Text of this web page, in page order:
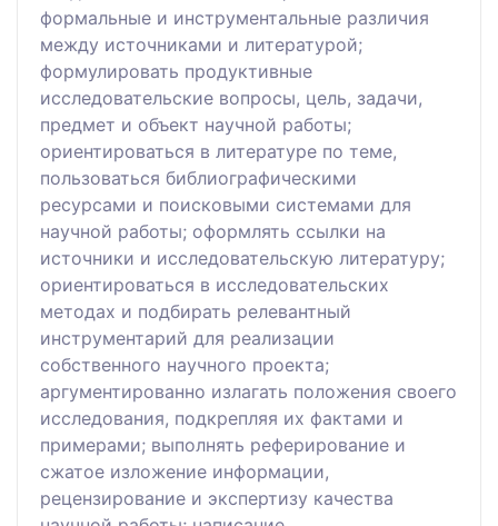
формальные и инструментальные различия
между источниками и литературой;
формулировать продуктивные
исследовательские вопросы, цель, задачи,
предмет и объект научной работы;
ориентироваться в литературе по теме,
пользоваться библиографическими
ресурсами и поисковыми системами для
научной работы; оформлять ссылки на
источники и исследовательскую литературу;
ориентироваться в исследовательских
методах и подбирать релевантный
инструментарий для реализации
собственного научного проекта;
аргументированно излагать положения своего
исследования, подкрепляя их фактами и
примерами; выполнять реферирование и
сжатое изложение информации,
рецензирование и экспертизу качества